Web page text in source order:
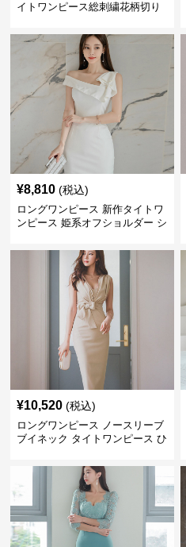
イトワンピース総刺繍花柄切り
¥8,810 (税込)
ロングワンピース 新作タイトワ
ンピース 姫系オフショルダー シ
¥10,520 (税込)
ロングワンピース ノースリーブ
ブイネック タイトワンピース ひ